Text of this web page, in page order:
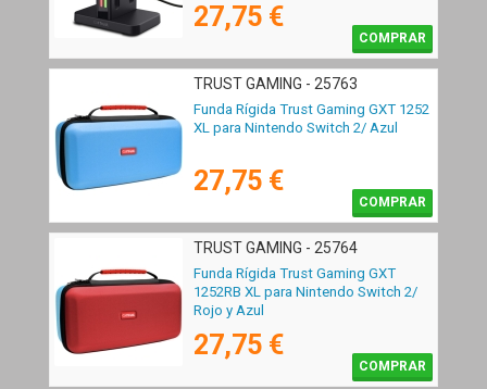
27,75 €
COMPRAR
TRUST GAMING - 25763
Funda Rígida Trust Gaming GXT 1252
XL para Nintendo Switch 2/ Azul
27,75 €
COMPRAR
TRUST GAMING - 25764
Funda Rígida Trust Gaming GXT
1252RB XL para Nintendo Switch 2/
Rojo y Azul
27,75 €
COMPRAR